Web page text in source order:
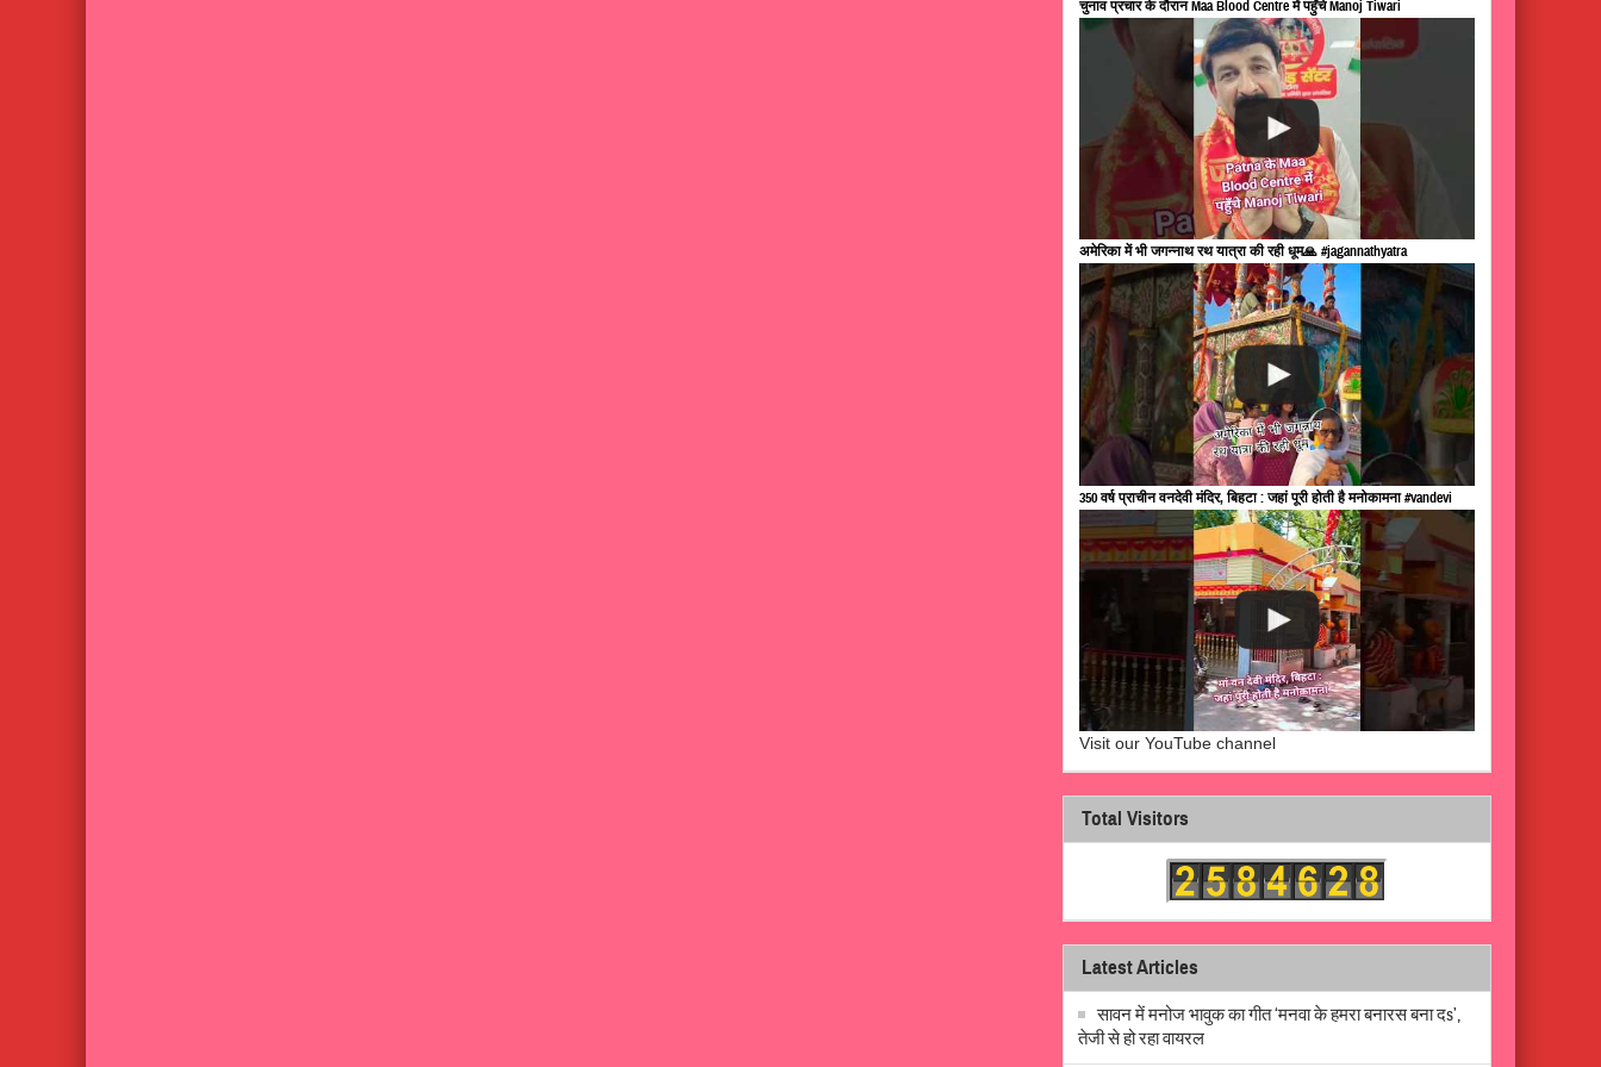
चुनाव प्रचार के दौरान Maa Blood Centre में पहुँचे Manoj Tiwari
अमेरिका में भी जगन्नाथ रथ यात्रा की रही धूम🙏 #jagannathyatra
350 वर्ष प्राचीन वनदेवी मंदिर, बिहटा : जहां पूरी होती है मनोकामना #vandevi
Visit our YouTube channel
Total Visitors
Latest Articles
सावन में मनोज भावुक का गीत ‘मनवा के हमरा बनारस बना दs’,
तेजी से हो रहा वायरल